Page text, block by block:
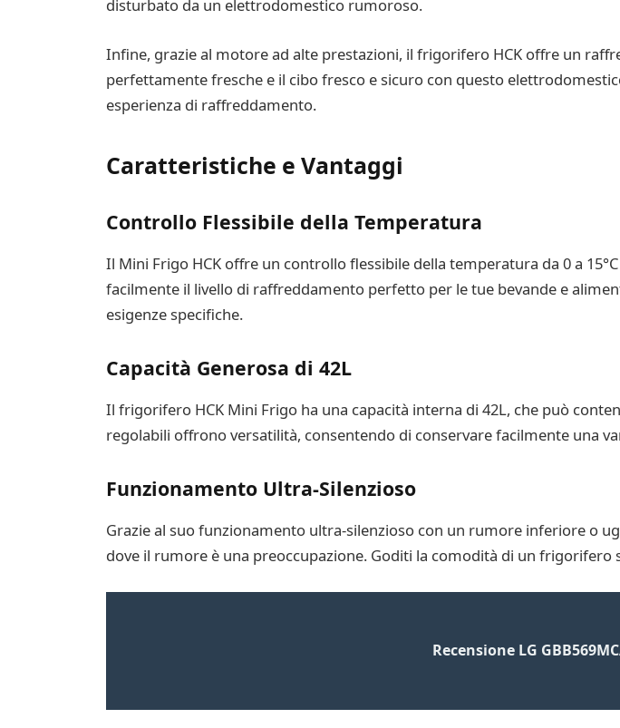
disturbato da un elettrodomestico rumoroso.
Infine, grazie al motore ad alte prestazioni, il frigorifero HCK offre un
perfettamente fresche e il cibo fresco e sicuro con questo
esperienza di raffreddamento.
Caratteristiche e Vantaggi
Controllo Flessibile della Temperatura
Il Mini Frigo HCK offre un controllo flessibile della temperatura da 0 a
facilmente il livello di raffreddamento perfetto per le tue bevande e
esigenze specifiche.
Capacità Generosa di 42L
Il frigorifero HCK Mini Frigo ha una capacità interna di 42L, che può
regolabili offrono versatilità, consentendo di conservare facilmente una
Funzionamento Ultra-Silenzioso
Grazie al suo funzionamento ultra-silenzioso con un rumore inferiore o
dove il rumore è una preoccupazione. Goditi la comodità di un
Recensione LG